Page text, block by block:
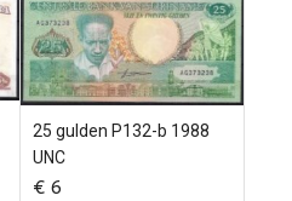
25 gulden P132-b 1988
UNC
€ 6